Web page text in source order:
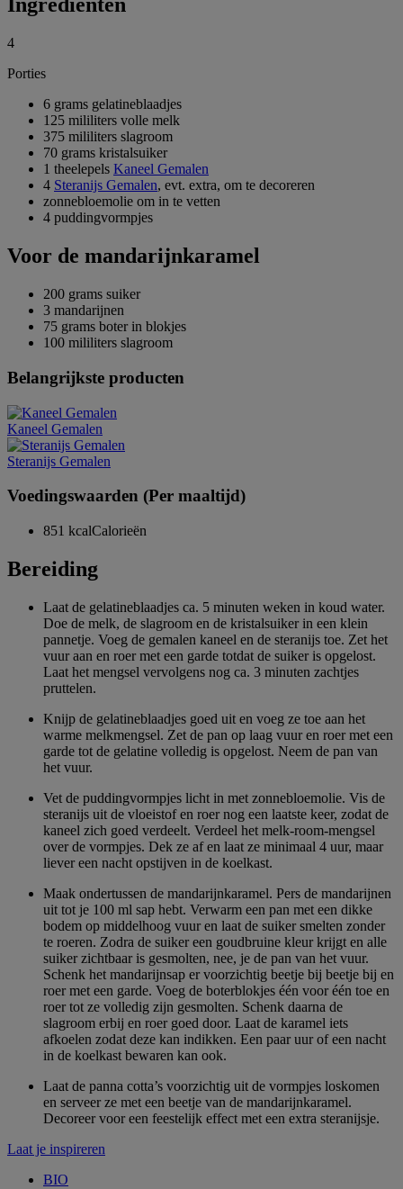
Ingrediënten
4
Porties
6 grams gelatineblaadjes
125 mililiters volle melk
375 mililiters slagroom
70 grams kristalsuiker
1 theelepels Kaneel Gemalen
4 Steranijs Gemalen, evt. extra, om te decoreren
zonnebloemolie om in te vetten
4 puddingvormpjes
Voor de mandarijnkaramel
200 grams suiker
3 mandarijnen
75 grams boter in blokjes
100 mililiters slagroom
Belangrijkste producten
Kaneel Gemalen
Steranijs Gemalen
Voedingswaarden (Per maaltijd)
851 kcalCalorieën
Bereiding
Laat de gelatineblaadjes ca. 5 minuten weken in koud water.
Doe de melk, de slagroom en de kristalsuiker in een klein
pannetje. Voeg de gemalen kaneel en de steranijs toe. Zet het
vuur aan en roer met een garde totdat de suiker is opgelost.
Laat het mengsel vervolgens nog ca. 3 minuten zachtjes
pruttelen.
Knijp de gelatineblaadjes goed uit en voeg ze toe aan het
warme melkmengsel. Zet de pan op laag vuur en roer met een
garde tot de gelatine volledig is opgelost. Neem de pan van
het vuur.
Vet de puddingvormpjes licht in met zonnebloemolie. Vis de
steranijs uit de vloeistof en roer nog een laatste keer, zodat de
kaneel zich goed verdeelt. Verdeel het melk-room-mengsel
over de vormpjes. Dek ze af en laat ze minimaal 4 uur, maar
liever een nacht opstijven in de koelkast.
Maak ondertussen de mandarijnkaramel. Pers de mandarijnen
uit tot je 100 ml sap hebt. Verwarm een pan met een dikke
bodem op middelhoog vuur en laat de suiker smelten zonder
te roeren. Zodra de suiker een goudbruine kleur krijgt en alle
suiker zichtbaar is gesmolten, nee, je de pan van het vuur.
Schenk het mandarijnsap er voorzichtig beetje bij beetje bij en
roer met een garde. Voeg de boterblokjes één voor één toe en
roer tot ze volledig zijn gesmolten. Schenk daarna de
slagroom erbij en roer goed door. Laat de karamel iets
afkoelen zodat deze kan indikken. Een paar uur of een nacht
in de koelkast bewaren kan ook.
Laat de panna cotta’s voorzichtig uit de vormpjes loskomen
en serveer ze met een beetje van de mandarijnkaramel.
Decoreer voor een feestelijk effect met een extra steranijsje.
Laat je inspireren
BIO